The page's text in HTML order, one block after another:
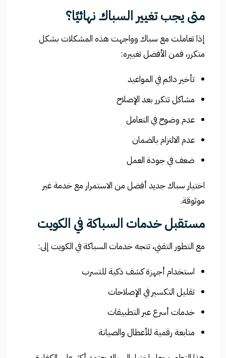
متى يجب تغيير السباك نهائيًا؟
إذا تعاملت مع سباك وواجهت هذه المشكلات بشكل
متكرر، فمن الأفضل تغييره:
تأخير دائم في المواعيد
مشاكل تتكرر بعد الإصلاح
عدم وضوح في التعامل
عدم الالتزام بالضمان
ضعف في جودة العمل
اختيار سباك جديد أفضل من الاستمرار مع خدمة غير
موثوقة.
مستقبل خدمات السباكة في الكويت
مع التطور التقني، تتجه خدمات السباكة في الكويت إلى:
استخدام أجهزة كشف ذكية للتسرب
تقليل التكسير في الإصلاحات
خدمات أسرع عبر التطبيقات
متابعة رقمية للأعطال والصيانة